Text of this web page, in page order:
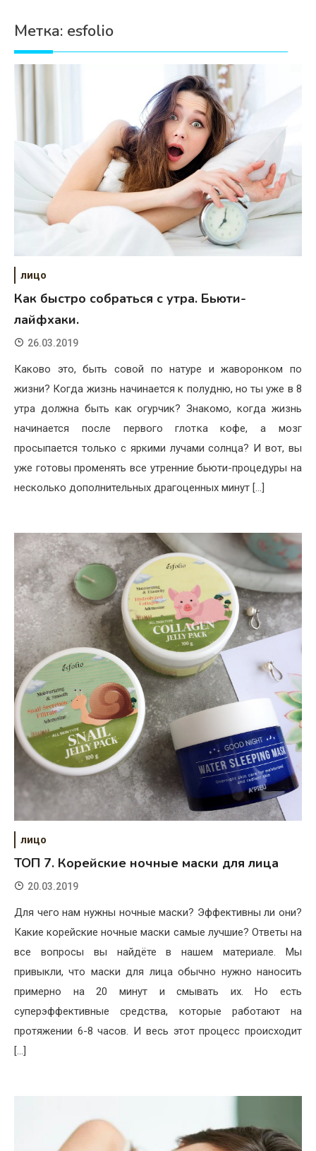
Дети
Свадьба
Хобби
Красота
Недвижимость
Метка: esfolio
лицо
Как быстро собраться с утра. Бьюти-
лайфхаки.
26.03.2019
Каково это, быть совой по натуре и жаворонком по
жизни? Когда жизнь начинается к полудню, но ты уже в 8
утра должна быть как огурчик? Знакомо, когда жизнь
начинается после первого глотка кофе, а мозг
просыпается только с яркими лучами солнца? И вот, вы
уже готовы променять все утренние бьюти-процедуры на
несколько дополнительных драгоценных минут […]
лицо
ТОП 7. Корейские ночные маски для лица
20.03.2019
Для чего нам нужны ночные маски? Эффективны ли они?
Какие корейские ночные маски самые лучшие? Ответы на
все вопросы вы найдёте в нашем материале. Мы
привыкли, что маски для лица обычно нужно наносить
примерно на 20 минут и смывать их. Но есть
суперэффективные средства, которые работают на
протяжении 6-8 часов. И весь этот процесс происходит
[…]